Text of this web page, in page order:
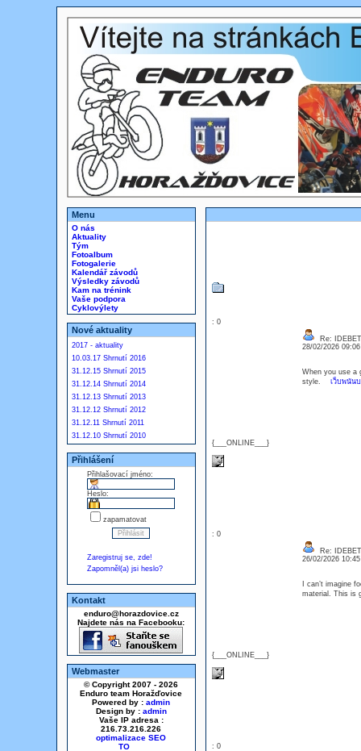
Menu
O nás
Aktuality
Tým
Fotoalbum
Fotogalerie
Kalendář závodů
Výsledky závodů
Kam na trénink
Vaše podpora
Cyklovýlety
Nové aktuality
2017 - aktuality
10.03.17 Shrnutí 2016
31.12.15 Shrnutí 2015
31.12.14 Shrnutí 2014
31.12.13 Shrnutí 2013
31.12.12 Shrnutí 2012
31.12.11 Shrnutí 2011
31.12.10 Shrnutí 2010
Přihlášení
Přihlašovací jméno:
Heslo:
zapamatovat
Zaregistruj se, zde!
Zapomněl(a) jsi heslo?
Kontakt
enduro@horazdovice.cz
Najdete nás na Facebooku:
Webmaster
© Copyright 2007 - 2026
Enduro team Horažďovice
Powered by : admin
Design by : admin
Vaše IP adresa :
216.73.216.226
optimalizace SEO
: 0
{___ONLINE___}
Re: IDEBET
28/02/2026
When you use a
style. เว็บพนัน
: 0
{___ONLINE___}
Re: IDEBET
26/02/2026
I can’t imagine
material. This
: 0